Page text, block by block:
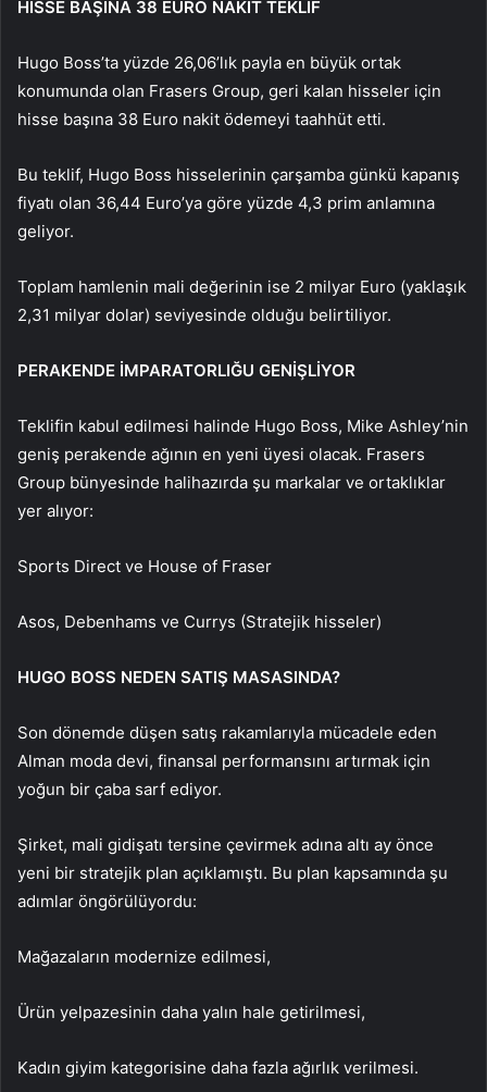
HİSSE BAŞINA 38 EURO NAKİT TEKLİF
Hugo Boss’ta yüzde 26,06’lık payla en büyük ortak
konumunda olan Frasers Group, geri kalan hisseler için
hisse başına 38 Euro nakit ödemeyi taahhüt etti.
Bu teklif, Hugo Boss hisselerinin çarşamba günkü kapanış
fiyatı olan 36,44 Euro’ya göre yüzde 4,3 prim anlamına
geliyor.
Toplam hamlenin mali değerinin ise 2 milyar Euro (yaklaşık
2,31 milyar dolar) seviyesinde olduğu belirtiliyor.
PERAKENDE İMPARATORLIĞU GENİŞLİYOR
Teklifin kabul edilmesi halinde Hugo Boss, Mike Ashley’nin
geniş perakende ağının en yeni üyesi olacak. Frasers
Group bünyesinde halihazırda şu markalar ve ortaklıklar
yer alıyor:
Sports Direct ve House of Fraser
Asos, Debenhams ve Currys (Stratejik hisseler)
HUGO BOSS NEDEN SATIŞ MASASINDA?
Son dönemde düşen satış rakamlarıyla mücadele eden
Alman moda devi, finansal performansını artırmak için
yoğun bir çaba sarf ediyor.
Şirket, mali gidişatı tersine çevirmek adına altı ay önce
yeni bir stratejik plan açıklamıştı. Bu plan kapsamında şu
adımlar öngörülüyordu:
Mağazaların modernize edilmesi,
Ürün yelpazesinin daha yalın hale getirilmesi,
Kadın giyim kategorisine daha fazla ağırlık verilmesi.